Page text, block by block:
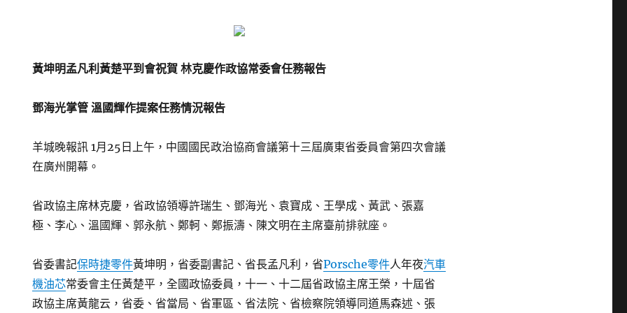
黃坤明孟凡利黃楚平到會祝賀 林克慶作政協常委會任務報告
鄧海光掌管 溫國輝作提案任務情況報告
羊城晚報訊 1月25日上午，中國國民政治協商會議第十三屆廣東省委員會第四次會議
在廣州開幕。
省政協主席林克慶，省政協領導許瑞生、鄧海光、袁寶成、王學成、黃武、張嘉
極、李心、溫國輝、郭永航、鄭軻、鄭振濤、陳文明在主席臺前排就座。
省委書記保時捷零件黃坤明，省委副書記、省長孟凡利，省Porsche零件人年夜汽車
機油芯常委會主任黃楚平，全國政協委員，十一、十二屆省政協主席王榮，十屆省
政協主席黃龍云，省委、省當局、省軍區、省法院、省檢察院領導同道馬森述、張